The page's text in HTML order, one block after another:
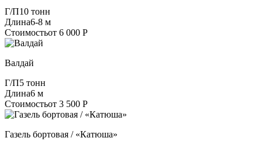
Г/П10 тонн
Длина6-8 м
Стоимостьот 6 000 Р
Валдай
Г/П5 тонн
Длина6 м
Стоимостьот 3 500 Р
Газель бортовая / «Катюша»